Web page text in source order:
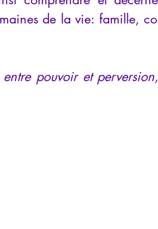
de la vie: famille,
pouvoir et perversion